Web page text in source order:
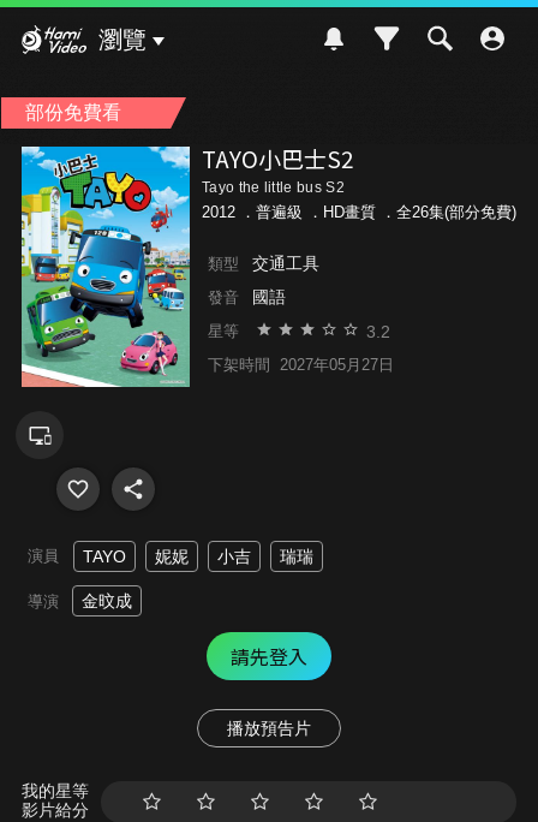
瀏覽
部份免費看
TAYO小巴士S2
Tayo the little bus S2
2012 ． 普遍級 ．HD畫質 ．全26集(部分免費)
類型 交通工具
發音 國語
星等 3.2
下架時間 2027年05月27日
演員 TAYO 妮妮 小吉 瑞瑞
導演 金旼成
請先登入
播放預告片
我的星等
影片給分